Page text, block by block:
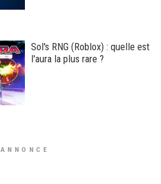
Sol's RNG (Roblox) : quelle est
l'aura la plus rare ?
ANNONCE